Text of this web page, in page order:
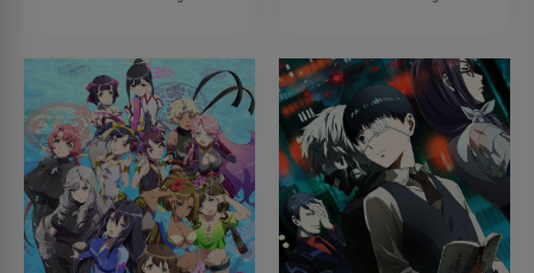
29 Episode 29
30 Episode 30